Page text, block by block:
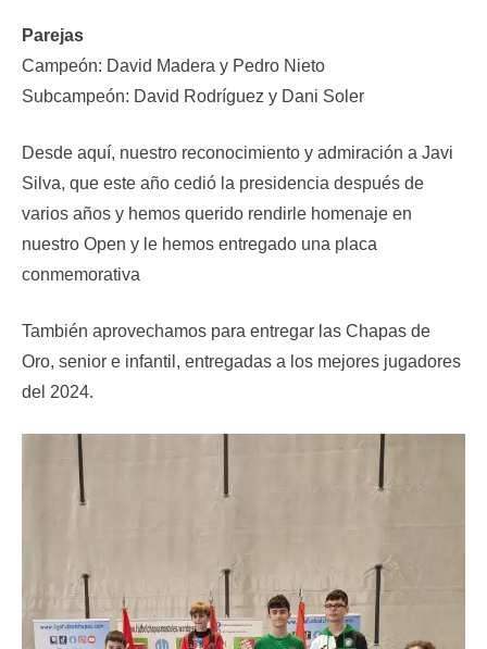
Parejas
Campeón: David Madera y Pedro Nieto
Subcampeón: David Rodríguez y Dani Soler
Desde aquí, nuestro reconocimiento y admiración a Javi
Silva, que este año cedió la presidencia después de
varios años y hemos querido rendirle homenaje en
nuestro Open y le hemos entregado una placa
conmemorativa
También aprovechamos para entregar las Chapas de
Oro, senior e infantil, entregadas a los mejores jugadores
del 2024.